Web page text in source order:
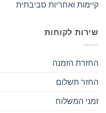
קיימות ואחריות סביבתית
שירות לקוחות
החזרת הזמנה
החזר תשלום
זמני המשלוח